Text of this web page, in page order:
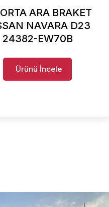
ARA BRAKET
NAVARA D23
24382-EW70B
Ürünü İncele